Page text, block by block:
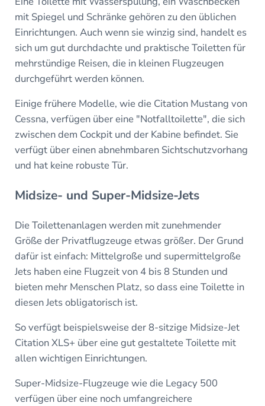
mit Spiegel und Schränke gehören zu den üblichen
Einrichtungen. Auch wenn sie winzig sind, handelt es
sich um gut durchdachte und praktische Toiletten für
mehrstündige Reisen, die in kleinen Flugzeugen
durchgeführt werden können.
Einige frühere Modelle, wie die Citation Mustang von
Cessna, verfügen über eine "Notfalltoilette", die sich
zwischen dem Cockpit und der Kabine befindet. Sie
verfügt über einen abnehmbaren Sichtschutzvorhang
und hat keine robuste Tür.
Midsize- und Super-Midsize-Jets
Die Toilettenanlagen werden mit zunehmender
Größe der Privatflugzeuge etwas größer. Der Grund
dafür ist einfach: Mittelgroße und supermittelgroße
Jets haben eine Flugzeit von 4 bis 8 Stunden und
bieten mehr Menschen Platz, so dass eine Toilette in
diesen Jets obligatorisch ist.
So verfügt beispielsweise der 8-sitzige Midsize-Jet
Citation XLS+ über eine gut gestaltete Toilette mit
allen wichtigen Einrichtungen.
Super-Midsize-Flugzeuge wie die Legacy 500
verfügen über eine noch umfangreichere